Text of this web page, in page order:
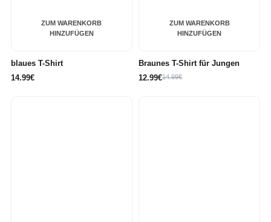
ZUM WARENKORB
HINZUFÜGEN
blaues T-Shirt
14.99€
ZUM WARENKORB
HINZUFÜGEN
Braunes T-Shirt für Jungen
12.99€14.99€